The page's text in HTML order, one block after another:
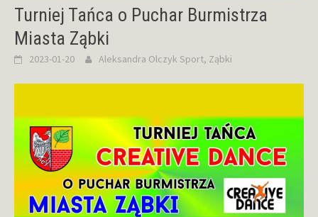
Turniej Tańca o Puchar Burmistrza
Miasta Ząbki
2023-01-20 Aleksandra Olczyk Sport, Ząbki